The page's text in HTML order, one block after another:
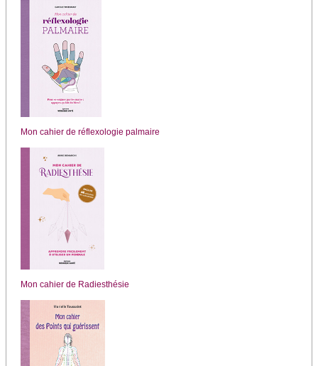
Mon cahier de réflexologie palmaire
Mon cahier de Radiesthésie